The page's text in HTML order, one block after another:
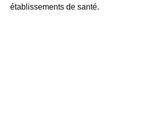
établissements de santé.